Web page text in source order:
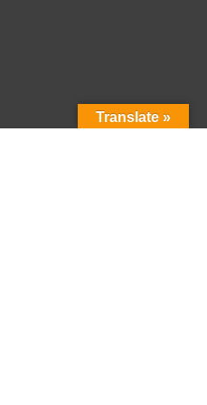
Translate »